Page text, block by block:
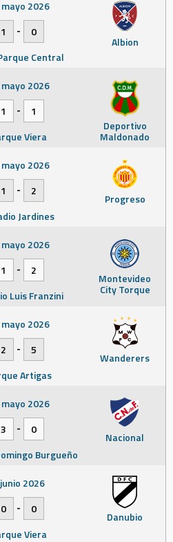
Albion
2026
1
-
0
Central
Deportivo
Maldonado
2026
1
-
1
Viera
Progreso
2026
1
-
2
Jardines
Montevideo
City Torque
2026
1
-
2
Luis Franzini
Wanderers
2026
2
-
5
Artigas
Nacional
2026
3
-
0
Burgueño
Danubio
2026
0
-
0
Viera